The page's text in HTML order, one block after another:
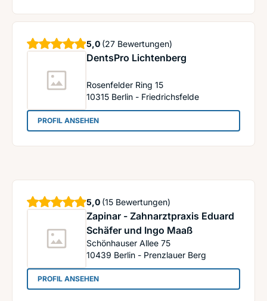
DentsPro Lichtenberg
Rosenfelder Ring 15
10315 Berlin - Friedrichsfelde
5,0 Sterne
(27 Bewertungen)
PROFIL ANSEHEN: DentsPro Lichtenberg
Zapinar - Zahnarztpraxis Eduard
Schäfer und Ingo Maaß
Schönhauser Allee 75
10439 Berlin - Prenzlauer Berg
5,0 Sterne
(15 Bewertungen)
PROFIL ANSEHEN: Zapinar - Zahnarztpraxis Eduard Schäfer und